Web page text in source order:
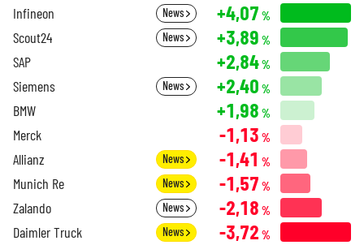
Infineon News +4,07 %
Scout24 News +3,89 %
SAP +2,84%
Siemens News +2,40 %
BMW +1,98 %
Merck -1,13 %
Allianz News -1,41 %
Munich Re News -1,57 %
Zalando News -2,18 %
Daimler Truck News -3,72 %